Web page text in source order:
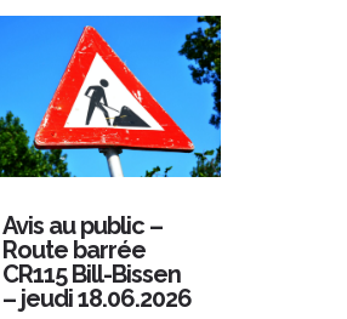
Avis au public –
Route barrée
CR115 Bill-Bissen
– jeudi 18.06.2026